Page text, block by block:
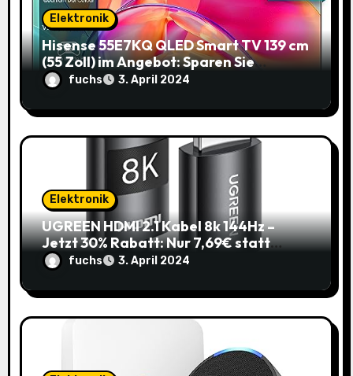
o
Elektronik
Hisense 55E7KQ QLED Smart TV 139 cm
(55 Zoll) im Angebot: Sparen Sie
145,85€!
fuchs 3. April 2024
Elektronik
UGREEN HDMI 2.1 Kabel 8k 144Hz –
Jetzt 30% Rabatt: Nur 7,69€ statt
10,99€
fuchs 3. April 2024